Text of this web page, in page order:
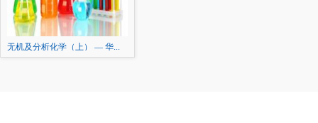
无机及分析化学（上） — 华...